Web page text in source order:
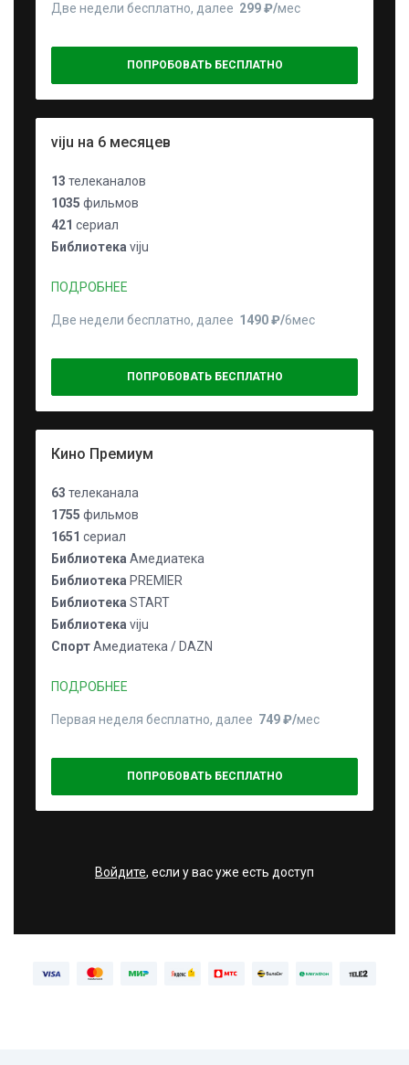
Две недели бесплатно, далее 299 ₽⁠/⁠мес
ПОПРОБОВАТЬ БЕСПЛАТНО
viju на 6 месяцев
13 телеканалов
1035 фильмов
421 сериал
Библиотека viju
ПОДРОБНЕЕ
Две недели бесплатно, далее 1490 ₽⁠/⁠6мес
ПОПРОБОВАТЬ БЕСПЛАТНО
Кино Премиум
63 телеканала
1755 фильмов
1651 сериал
Библиотека Амедиатека
Библиотека PREMIER
Библиотека START
Библиотека viju
СпортАмедиатека / DAZN
ПОДРОБНЕЕ
Первая неделя бесплатно, далее 749 ₽⁠/⁠мес
ПОПРОБОВАТЬ БЕСПЛАТНО
Войдите, если у вас уже есть доступ